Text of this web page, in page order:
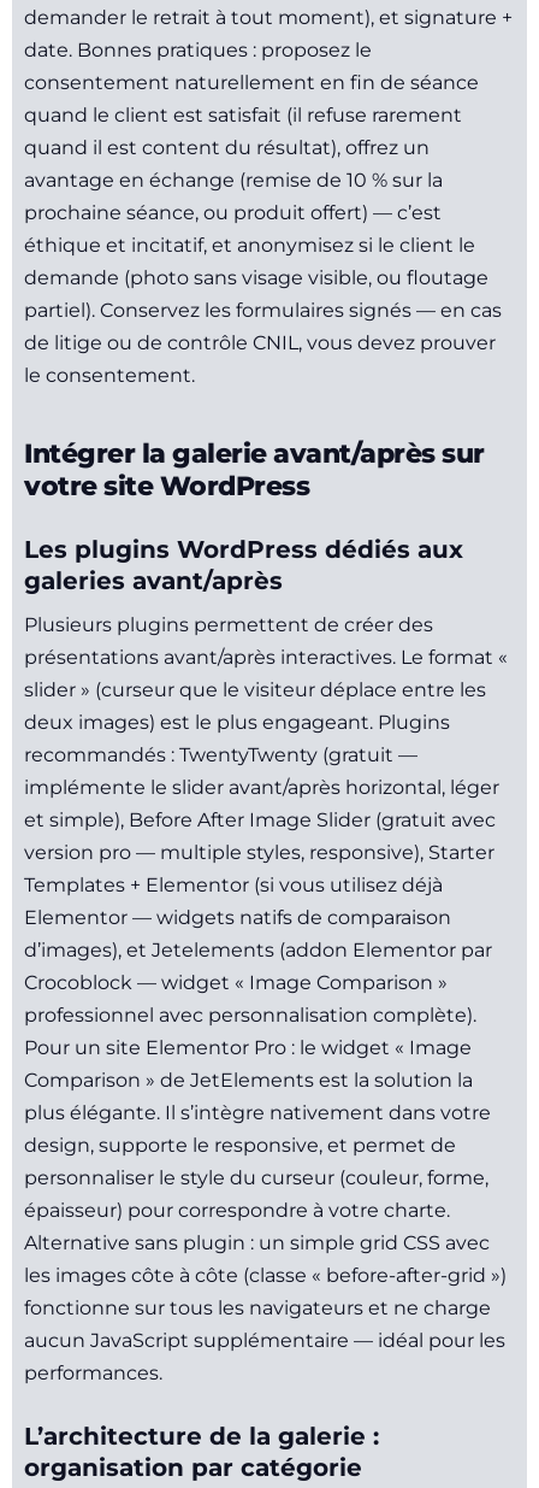
demander le retrait à tout moment), et signature +
date. Bonnes pratiques : proposez le
consentement naturellement en fin de séance
quand le client est satisfait (il refuse rarement
quand il est content du résultat), offrez un
avantage en échange (remise de 10 % sur la
prochaine séance, ou produit offert) — c’est
éthique et incitatif, et anonymisez si le client le
demande (photo sans visage visible, ou floutage
partiel). Conservez les formulaires signés — en cas
de litige ou de contrôle CNIL, vous devez prouver
le consentement.
Intégrer la galerie avant/après sur
votre site WordPress
Les plugins WordPress dédiés aux
galeries avant/après
Plusieurs plugins permettent de créer des
présentations avant/après interactives. Le format «
slider » (curseur que le visiteur déplace entre les
deux images) est le plus engageant. Plugins
recommandés : TwentyTwenty (gratuit —
implémente le slider avant/après horizontal, léger
et simple), Before After Image Slider (gratuit avec
version pro — multiple styles, responsive), Starter
Templates + Elementor (si vous utilisez déjà
Elementor — widgets natifs de comparaison
d’images), et Jetelements (addon Elementor par
Crocoblock — widget « Image Comparison »
professionnel avec personnalisation complète).
Pour un site Elementor Pro : le widget « Image
Comparison » de JetElements est la solution la
plus élégante. Il s’intègre nativement dans votre
design, supporte le responsive, et permet de
personnaliser le style du curseur (couleur, forme,
épaisseur) pour correspondre à votre charte.
Alternative sans plugin : un simple grid CSS avec
les images côte à côte (classe « before-after-grid »)
fonctionne sur tous les navigateurs et ne charge
aucun JavaScript supplémentaire — idéal pour les
performances.
L’architecture de la galerie :
organisation par catégorie